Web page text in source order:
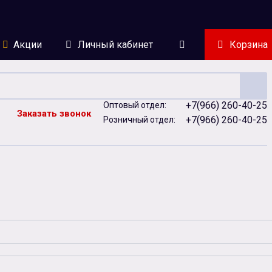
Акции Личный кабинет Корзина
Заказать звонок
Оптовый отдел: +7(966) 260-40-25
Розничный отдел: +7(966) 260-40-25